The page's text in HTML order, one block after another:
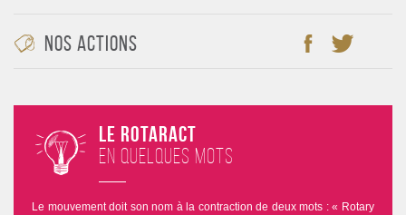
Nos Actions
Le Rotaract
en quelques mots
Le mouvement doit son nom à la contraction de deux mots : « Rotary